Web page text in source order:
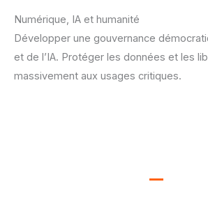
Numérique, IA et humanité
Développer une gouvernance
et de l’IA. Protéger les données et les
massivement aux usages critiques.